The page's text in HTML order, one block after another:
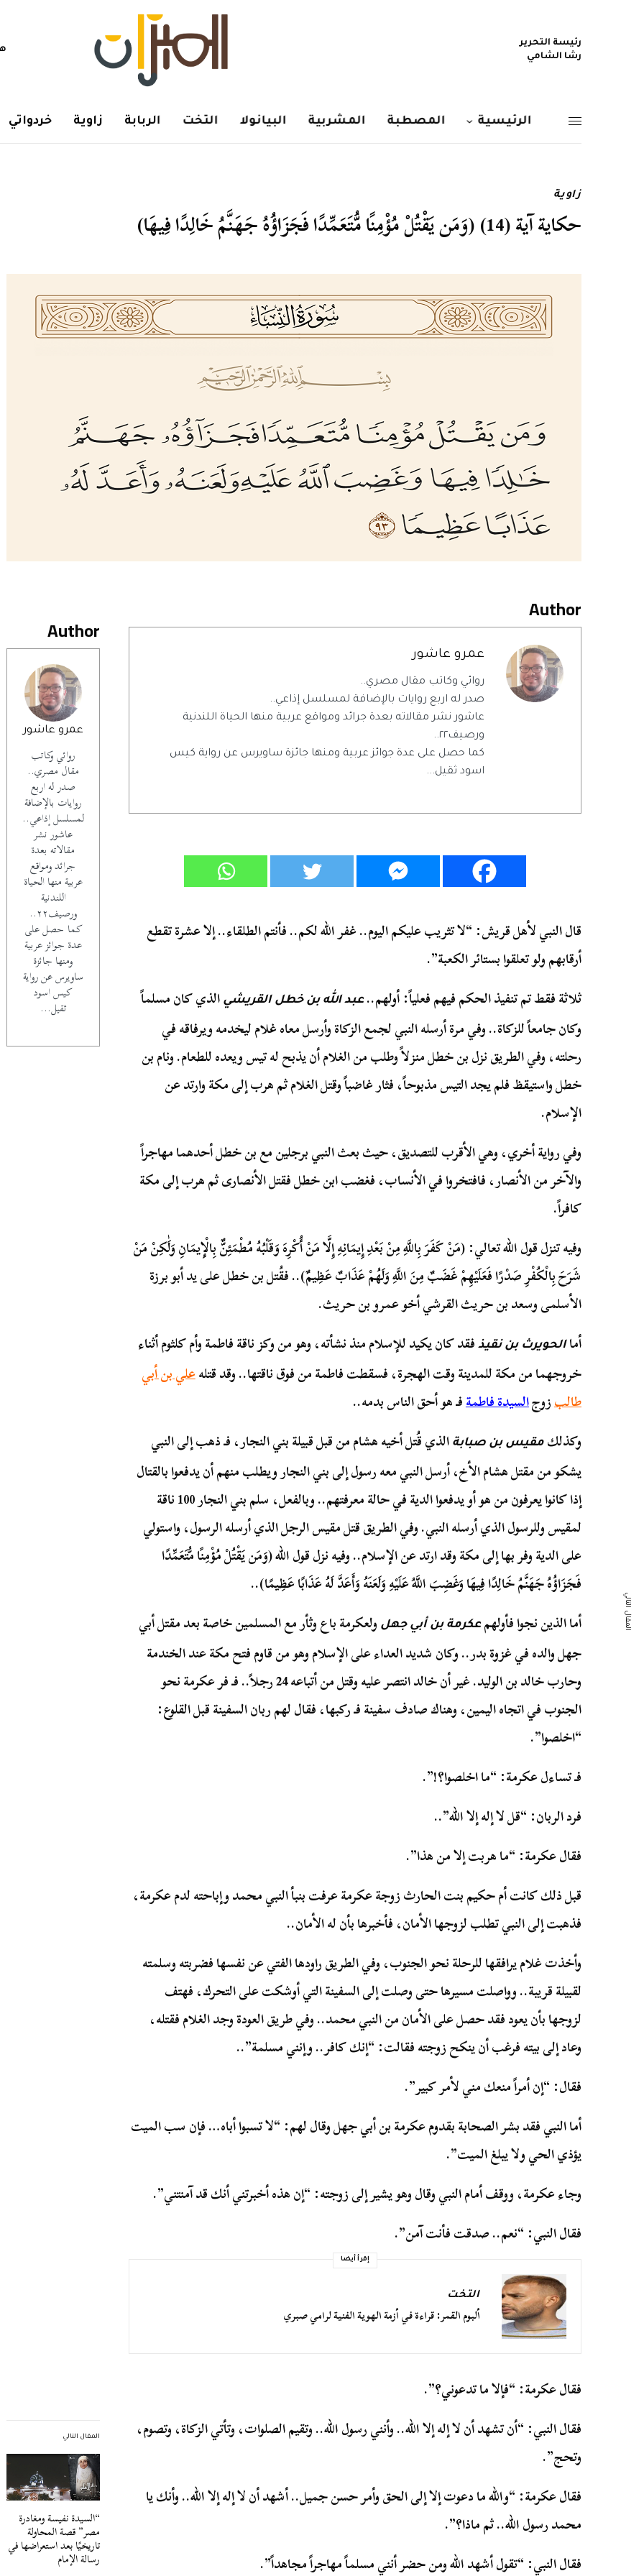
رئيسة التحرير
رشا الشامي
الرئيسية المصطبة المشربية البيانولا التخت الربابة زاوية خردواتي
زاوية
حكاية آية (14) (وَمَن يَقْتُلْ مُؤْمِنًا مُّتَعَمِّدًا فَجَزَاؤُهُ جَهَنَّمُ خَالِدًا فِيهَا)
Author
عمرو عاشور
روائي وكاتب
مقال مصري..
صدر له اربع
روايات بالإضافة
لمسلسل إذاعي..
عاشور نشر
مقالاته بعدة
جرائد ومواقع
عربية منها الحياة
اللندنية
ورصيف٢٢..
كما حصل على
عدة جوائز عربية
ومنها جائزة
ساويرس عن رواية
كيس اسود
ثقيل...
المقال التالي
“السيدة نفيسة ومغادرة
مصر” قصة المحاولة
تاريخيًا بعد استعراضها في
رسالة الإمام
Author
عمرو عاشور
روائي وكاتب مقال مصري..
صدر له اربع روايات بالإضافة لمسلسل إذاعي..
عاشور نشر مقالاته بعدة جرائد ومواقع عربية منها الحياة اللندنية
ورصيف٢٢..
كما حصل على عدة جوائز عربية ومنها جائزة ساويرس عن رواية كيس
اسود ثقيل...
قال النبي لأهل قريش: “لا تثريب عليكم اليوم.. غفر الله لكم.. فأنتم الطلقاء.. إلا عشرة تقطع
أرقابهم ولو تعلقوا بستائر الكعبة”.
ثلاثة فقط تم تنفيذ الحكم فيهم فعلياً: أولهم..عبد الله بن خطل القريشي الذي كان مسلماً
وكان جامعاً للزكاة.. وفي مرة أرسله النبي لجمع الزكاة وأرسل معاه غلام ليخدمه ويرفاقه في
رحلته، وفي الطريق نزل بن خطل منزلاً وطلب من الغلام أن يذبح له تيس ويعده للطعام. ونام بن
خطل واستيقظ فلم يجد التيس مذبوحاً، فثار غاضباً وقتل الغلام ثم هرب إلى مكة وارتد عن
الإسلام.
وفي رواية أخري، وهي الأقرب للتصديق، حيث بعث النبي برجلين مع بن خطل أحدهما مهاجراً
والآخر من الأنصار، فافتخروا في الأنساب، فغضب ابن خطل فقتل الأنصارى ثم هرب إلى مكة
كافراً.
وفيه تنزل قول الله تعالي:(مَنْ كَفَرَ بِاللَّهِ مِنْ بَعْدِ إِيمَانِهِ إِلَّا مَنْ أُكْرِهَ وَقَلْبُهُ مُطْمَئِنٌّ بِالْإِيمَانِ وَلَٰكِنْ مَنْ
شَرَحَ بِالْكُفْرِ صَدْرًا فَعَلَيْهِمْ غَضَبٌ مِنَ اللَّهِ وَلَهُمْ عَذَابٌ عَظِيمٌ)..فقُتل بن خطل على يد أبو برزة
الأسلمى وسعد بن حريث القرشي أخو عمرو بن حريث.
أماالحويرث بن نقيذ فقد كان يكيد للإسلام منذ نشأته، وهو من وكز ناقة فاطمة وأم كلثوم أثناء
خروجهما من مكة للمدينة وقت الهجرة، فسقطت فاطمة من فوق ناقتها.. وقد قتلهعلي بن أبي
طالبزوجالسيدة فاطمةفـ هو أحق الناس بدمه..
وكذلكمقيس بن صبابة الذي قُتل أخيه هشام من قبل قبيلة بني النجار، فـ ذهب إلى النبي
يشكو من مقتل هشام الأخ، أرسل النبي معه رسول إلى بني النجار ويطلب منهم أن يدفعوا بالقتال
إذا كانوا يعرفون من هو أو يدفعوا الدية في حالة معرفتهم.. وبالفعل، سلم بني النجار 100 ناقة
لمقيس وللرسول الذي أرسله النبي. وفي الطريق قتل مقيس الرجل الذي أرسله الرسول، واستولي
على الدية وفر بها إلى مكة وقد ارتد عن الإسلام.. وفيه نزل قول الله (وَمَن يَقْتُلْ مُؤْمِنًا مُّتَعَمِّدًا
فَجَزَاؤُهُ جَهَنَّمُ خَالِدًا فِيهَا وَغَضِبَ اللَّهُ عَلَيْهِ وَلَعَنَهُ وَأَعَدَّ لَهُ عَذَابًا عَظِيمًا)..
أما الذين نجوا فأولهمعكرمة بن أبي جهل ولعكرمة باع وثأر مع المسلمين خاصة بعد مقتل أبي
جهل والده في غزوة بدر.. وكان شديد العداء على الإسلام وهو من قاوم فتح مكة عند الخندمة
وحارب خالد بن الوليد. غير أن خالد انتصر عليه وقتل من أتباعه 24 رجلاً.. فـ فر عكرمة نحو
الجنوب في اتجاه اليمين، وهناك صادف سفينة فـ ركبها، فقال لهم ربان السفينة قبل القلوع:
“اخلصوا”.
فـ تساءل عكرمة: “ما اخلصوا؟!”.
فرد الربان: “قل لا إله إلا الله”..
فقال عكرمة: “ما هربت إلا من هذا”.
قبل ذلك كانت أم حكيم بنت الحارث زوجة عكرمة عرفت بنبأ النبي محمد وإباحته لدم عكرمة،
فذهبت إلى النبي تطلب لزوجها الأمان، فأخبرها بأن له الأمان..
وأخذت غلام يرافقها للرحلة نحو الجنوب، وفي الطريق راودها الفتي عن نفسها فضربته وسلمته
لقبيلة قريبة.. وواصلت مسيرها حتى وصلت إلى السفينة التي أوشكت على التحرك، فهتف
لزوجها بأن يعود فقد حصل على الأمان من النبي محمد.. وفي طريق العودة وجد الغلام فقتله،
وعاد إلى بيته فرغب أن ينكح زوجته فقالت: “إنك كافر.. وإنني مسلمة”..
فقال: “إن أمراً منعك مني لأمر كبير”.
أما النبي فقد بشر الصحابة بقدوم عكرمة بن أبي جهل وقال لهم: “لا تسبوا أباه… فإن سب الميت
يؤذي الحي ولا يبلغ الميت”.
وجاء عكرمة، ووقف أمام النبي وقال وهو يشير إلى زوجته: “إن هذه أخبرتني أنك قد آمنتني”.
فقال النبي: “نعم.. صدقت فأنت آمن”.
إقرأ أيضا
التخت
ألبوم القمر: قراءة في أزمة الهوية الفنية لرامي صبري
فقال عكرمة: “فإلا ما تدعوني؟”.
فقال النبي: “أن تشهد أن لا إله إلا الله.. وأنني رسول الله.. وتقيم الصلوات، وتأتي الزكاة، وتصوم،
وتحج”.
فقال عكرمة: “والله ما دعوت إلا إلى الحق وأمر حسن جميل.. أشهد أن لا إله إلا الله.. وأنك يا
محمد رسول الله.. ثم ماذا؟”.
فقال النبي: “تقول أشهد الله ومن حضر أنني مسلماً مهاجراً مجاهداً”.
المقال التالي